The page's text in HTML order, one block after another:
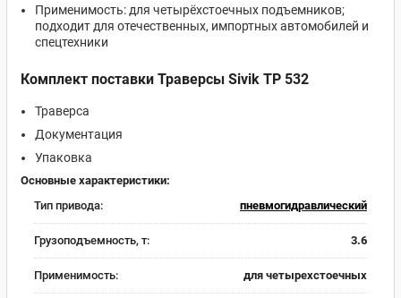
Применимость: для четырёхстоечных подъемников;
подходит для отечественных, импортных автомобилей и
спецтехники
Комплект поставки Траверсы Sivik ТР 532
Траверса
Документация
Упаковка
Основные характеристики:
Тип привода:
пневмогидравлический
Грузоподъемность, т: 3.6
Применимость: для четырехстоечных